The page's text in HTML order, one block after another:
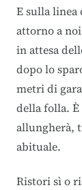
E sulla linea
attorno a
in attesa
dopo lo
metri di
della folla.
allungherà,
abituale.
Ristori sì o